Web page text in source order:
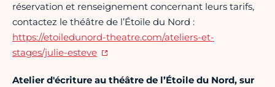
réservation et renseignement concernant leurs tarifs,
contactez le théâtre de l’Étoile du Nord :
https://etoiledunord-theatre.com/ateliers-et-
stages/julie-esteve
Atelier d'écriture au théâtre de l’Étoile du Nord, sur